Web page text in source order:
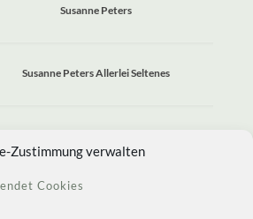
Zustimmung verwalten
Cookies
Susanne Peters
Susanne Peters Allerlei Seltenes